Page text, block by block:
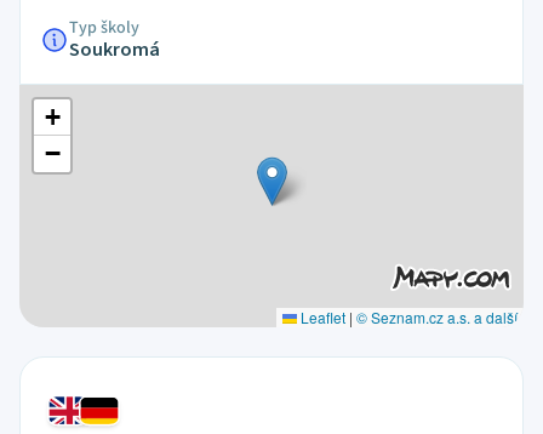
Typ školy
Soukromá
+
−
Leaflet | © Seznam.cz a.s. a další